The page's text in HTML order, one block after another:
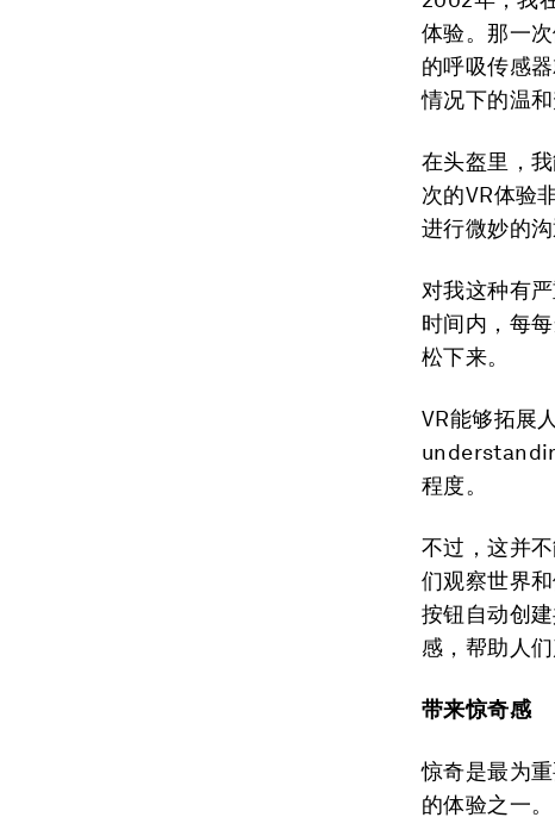
体验。那一
的呼吸传感
情况下的温和
在头盔里，
次的VR体验
进行微妙的
对我这种有
时间内，每
松下来。
VR能够拓展
程度。
不过，这并
们观察世界
按钮自动创
感，帮助人
带来惊奇感
惊奇是最为
的体验之一。